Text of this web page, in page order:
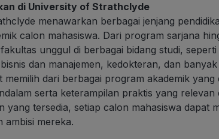
di University of Strathclyde
menawarkan berbagai jenjang
calon mahasiswa. Dari program sarjana
unggul di berbagai bidang studi,
dan manajemen, kedokteran, dan
memilih dari berbagai program akademik
serta keterampilan praktis yang relevan
yang tersedia, setiap calon mahasiswa dapat
ambisi mereka.